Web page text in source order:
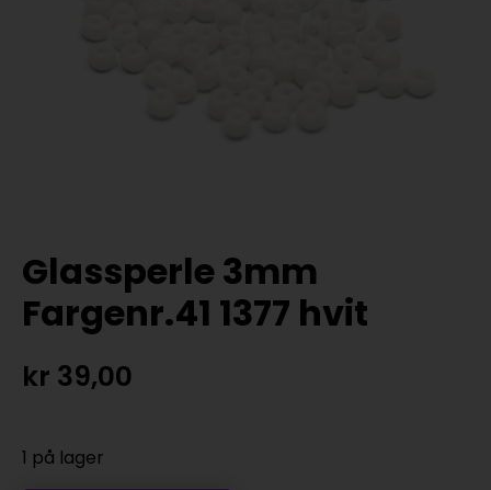
Glassperle 3mm
Fargenr.41 1377 hvit
kr 39,00
1 på lager